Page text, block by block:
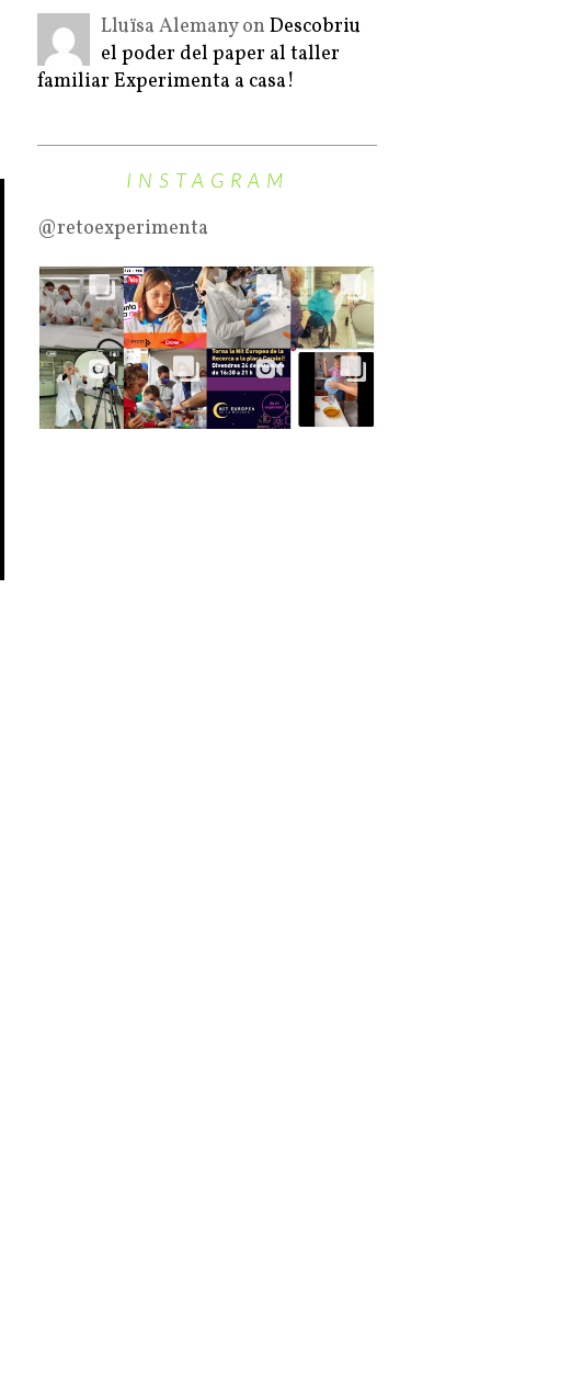
Lluïsa Alemany on Descobriu
el poder del paper al taller
familiar Experimenta a casa!
INSTAGRAM
@retoexperimenta